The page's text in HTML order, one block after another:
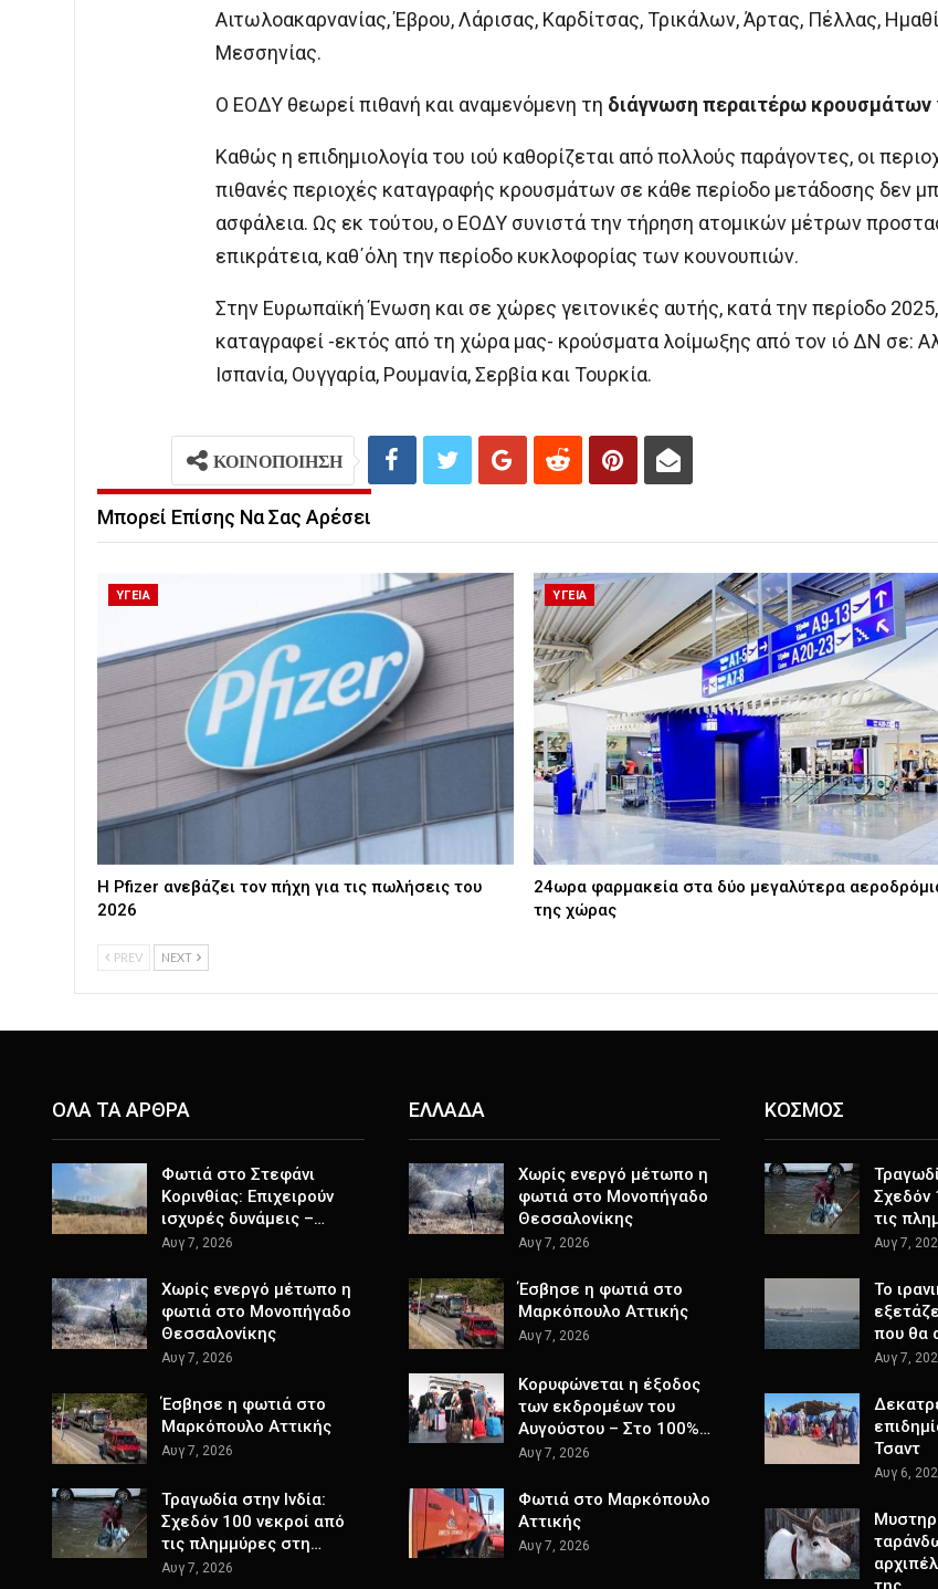
Αιτωλοακαρνανίας, Έβρου, Λάρισας, Καρδίτσας, Τρικάλων, Άρτας, Πέλλας,
Μεσσηνίας.
Ο ΕΟΔΥ θεωρεί πιθανή και αναμενόμενη τη διάγνωση περαιτέρω κρουσμάτων
Καθώς η επιδημιολογία του ιού καθορίζεται από πολλούς παράγοντες, οι
πιθανές περιοχές καταγραφής κρουσμάτων σε κάθε περίοδο μετάδοσης δεν
ασφάλεια. Ως εκ τούτου, ο ΕΟΔΥ συνιστά την τήρηση ατομικών μέτρων
επικράτεια, καθ΄όλη την περίοδο κυκλοφορίας των κουνουπιών.
Στην Ευρωπαϊκή Ένωση και σε χώρες γειτονικές αυτής, κατά την περίοδο
καταγραφεί -εκτός από τη χώρα μας- κρούσματα λοίμωξης από τον ιό ΔΝ σε:
Ισπανία, Ουγγαρία, Ρουμανία, Σερβία και Τουρκία.
ΚΟΙΝΟΠΟΙΗΣΗ
Μπορεί Επίσης Να Σας Αρέσει
ΥΓΕΙΑ
Η Pfizer ανεβάζει τον πήχη για τις πωλήσεις του
2026
ΥΓΕΙΑ
24ωρα φαρμακεία στα δύο μεγαλύτερα
της χώρας
PREV NEXT
ΟΛΑ ΤΑ ΑΡΘΡΑ
Φωτιά στο Στεφάνι
Κορινθίας: Επιχειρούν
ισχυρές δυνάμεις –…
Αυγ 7, 2026
Χωρίς ενεργό μέτωπο η
φωτιά στο Μονοπήγαδο
Θεσσαλονίκης
Αυγ 7, 2026
Έσβησε η φωτιά στο
Μαρκόπουλο Αττικής
Αυγ 7, 2026
Τραγωδία στην Ινδία:
Σχεδόν 100 νεκροί από
τις πλημμύρες στη…
Αυγ 7, 2026
ΕΛΛΑΔΑ
Χωρίς ενεργό μέτωπο η
φωτιά στο Μονοπήγαδο
Θεσσαλονίκης
Αυγ 7, 2026
Έσβησε η φωτιά στο
Μαρκόπουλο Αττικής
Αυγ 7, 2026
Κορυφώνεται η έξοδος
των εκδρομέων του
Αυγούστου – Στο 100%…
Αυγ 7, 2026
Φωτιά στο Μαρκόπουλο
Αττικής
Αυγ 7, 2026
ΚΟΣΜΟΣ
Σχεδόν
τις
Αυγ 7,
Το
που θα
Αυγ 7,
Τσαντ
Αυγ 6,